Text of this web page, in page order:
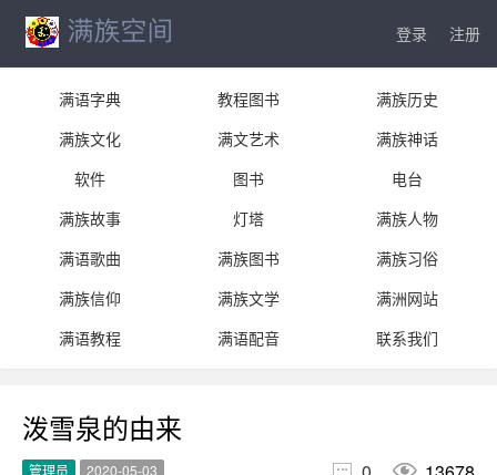
登录 注册
满语字典 教程图书
满族历史
满族文化
满文艺术
满族神话
软件
图书
电台
满族故事
灯塔
满族人物
满语歌曲
满族图书
满族习俗
满族信仰
满族文学
满洲网站
满语教程
满语配音 联系我们
泼雪泉的由来
管理员 2020-05-03  